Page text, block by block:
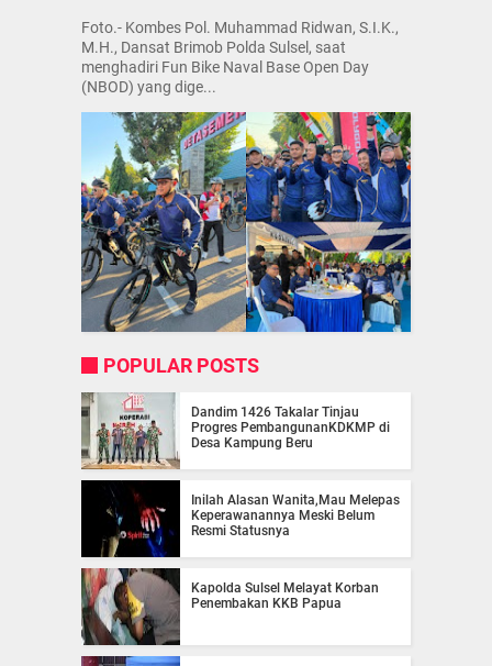
Foto.- Kombes Pol. Muhammad Ridwan, S.I.K.,
M.H., Dansat Brimob Polda Sulsel, saat
menghadiri Fun Bike Naval Base Open Day
(NBOD) yang dige...
POPULAR POSTS
Dandim 1426 Takalar Tinjau
Progres PembangunanKDKMP di
Desa Kampung Beru
Inilah Alasan Wanita,Mau Melepas
Keperawanannya Meski Belum
Resmi Statusnya
Kapolda Sulsel Melayat Korban
Penembakan KKB Papua